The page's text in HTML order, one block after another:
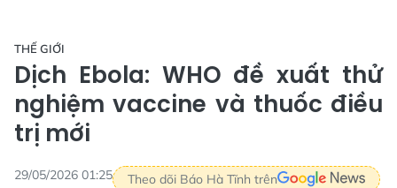
THẾ GIỚI
Dịch Ebola: WHO đề xuất thử
nghiệm vaccine và thuốc điều
trị mới
29/05/2026 01:25 Theo dõi Báo Hà Tĩnh trên